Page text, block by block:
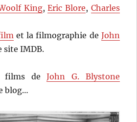
King,Eric Blore, Charles
et la filmographie de John
site IMDB.
films deJohn G. Blystone
blog…